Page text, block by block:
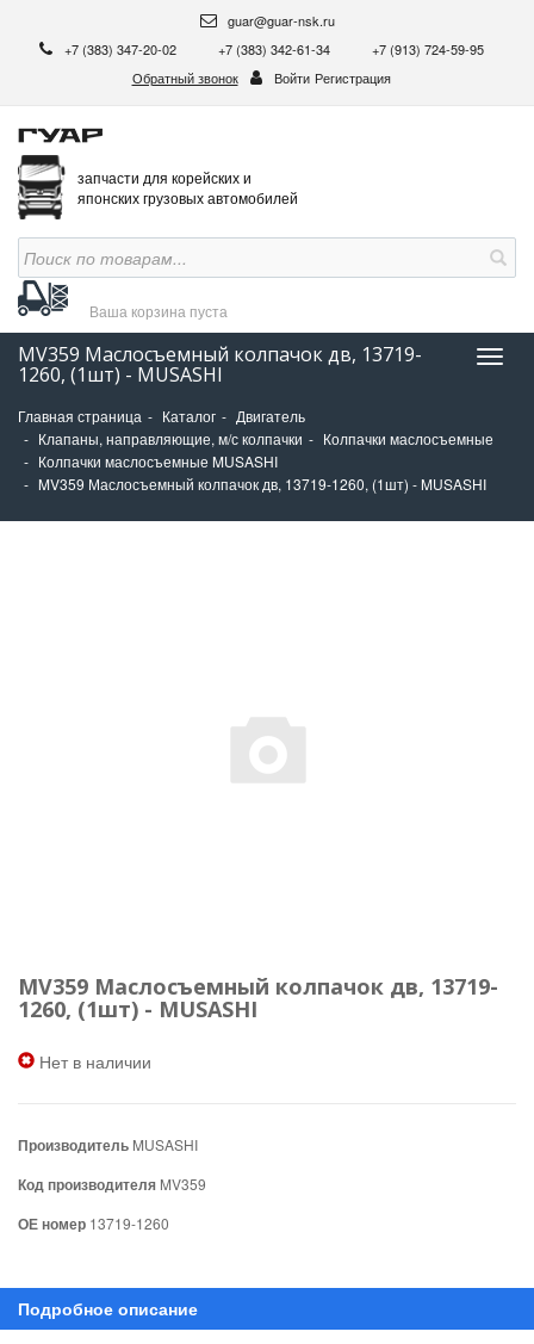
guar@guar-nsk.ru
+7 (383) 347-20-02
+7 (383) 342-61-34
+7 (913) 724-59-95
Обратный звонок
Войти Регистрация
запчасти для корейских и
японских грузовых автомобилей
Ваша корзина пуста
MV359 Маслосъемный колпачок дв, 13719-
1260, (1шт) - MUSASHI
Главная страница Каталог
Двигатель
Клапаны, направляющие, м/с колпачки
Колпачки маслосъемные
Колпачки маслосъемные MUSASHI
MV359 Маслосъемный колпачок дв, 13719-1260, (1шт) - MUSASHI
MV359 Маслосъемный колпачок дв, 13719-
1260, (1шт) - MUSASHI
Нет в наличии
Производитель MUSASHI
Код производителя MV359
ОЕ номер 13719-1260